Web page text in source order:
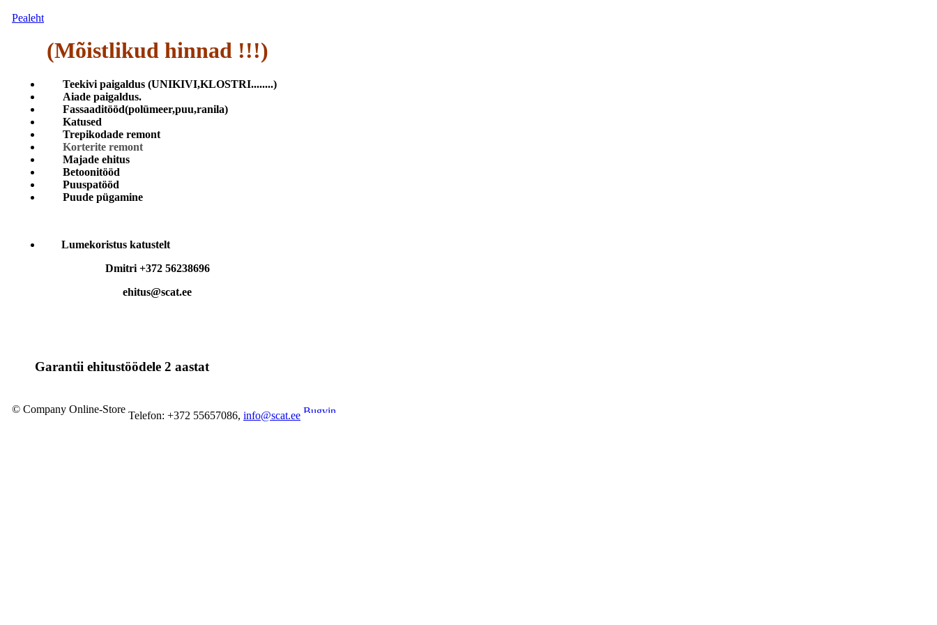
Pealeht
(Mõistlikud hinnad !!!)
Teekivi paigaldus (UNIKIVI,KLOSTRI........)
Aiade paigaldus.
Fassaaditööd(polümeer,puu,ranila)
Katused
Trepikodade remont
Korterite remont
Majade ehitus
Betoonitööd
Puuspatööd
Puude pügamine
Lumekoristus katustelt
Dmitri +372 56238696
ehitus@scat.ee
Garantii ehitustöödele 2 aastat
© Company Online-Store
Telefon: +372 55657086, info@scat.ee